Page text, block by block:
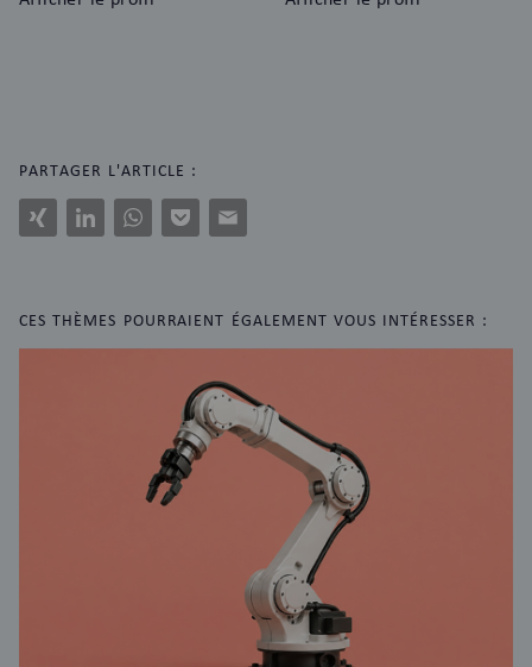
PARTAGER L'ARTICLE :
Xing LinkedInWhatsAppPocketE-
Mail
CES THÈMES POURRAIENT ÉGALEMENT VOUS INTÉRESSER :